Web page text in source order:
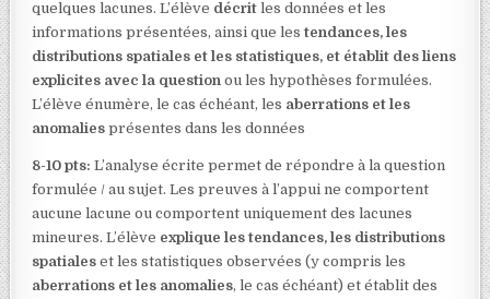
quelques lacunes. L’élève décrit les données et les
informations présentées, ainsi que les tendances, les
distributions spatiales et les statistiques, et établit des liens
explicites avec la question ou les hypothèses formulées.
L’élève énumère, le cas échéant, les aberrations et les
anomalies présentes dans les données
8-10 pts: L’analyse écrite permet de répondre à la question
formulée / au sujet. Les preuves à l’appui ne comportent
aucune lacune ou comportent uniquement des lacunes
mineures. L’élève explique les tendances, les distributions
spatiales et les statistiques observées (y compris les
aberrations et les anomalies, le cas échéant) et établit des